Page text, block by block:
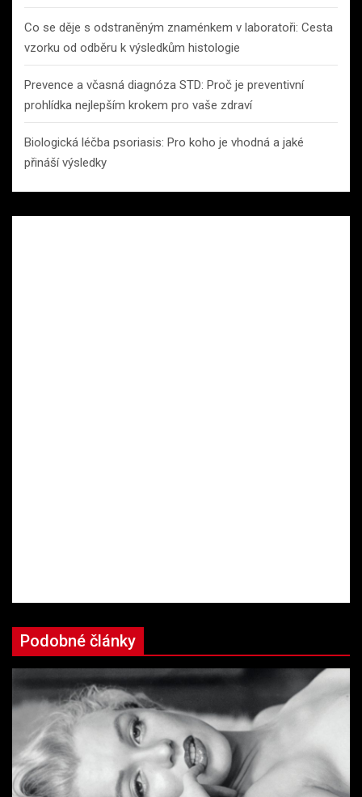
Co se děje s odstraněným znaménkem v laboratoři: Cesta
vzorku od odběru k výsledkům histologie
Prevence a včasná diagnóza STD: Proč je preventivní
prohlídka nejlepším krokem pro vaše zdraví
Biologická léčba psoriasis: Pro koho je vhodná a jaké
přináší výsledky
Podobné články